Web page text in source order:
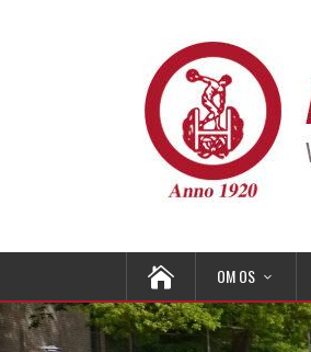
OM OS